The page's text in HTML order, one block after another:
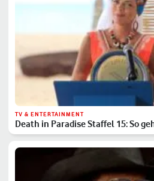
TV & ENTERTAINMENT
Death in Paradise Staffel 15: So